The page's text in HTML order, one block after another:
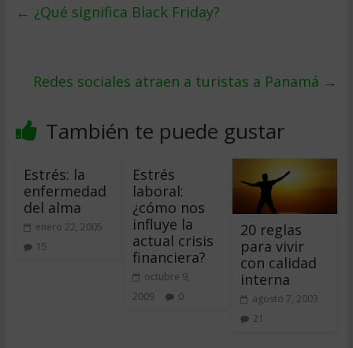
← ¿Qué significa Black Friday?
Redes sociales atraen a turistas a Panamá →
También te puede gustar
Estrés: la
enfermedad
del alma
enero 22, 2005
15
Estrés
laboral:
¿cómo nos
influye la
actual crisis
financiera?
octubre 9,
2009
0
20 reglas
para vivir
con calidad
interna
agosto 7, 2003
21